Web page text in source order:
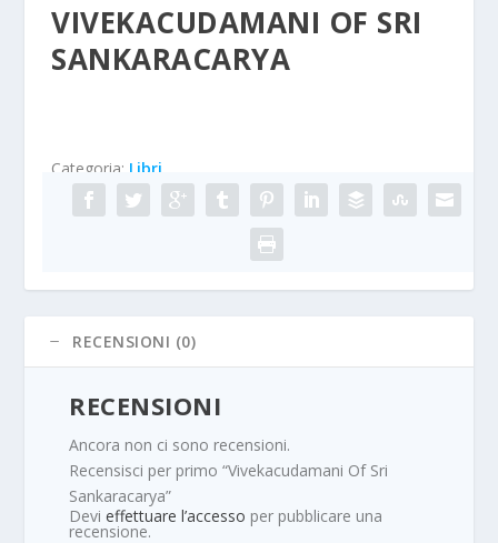
VIVEKACUDAMANI OF SRI
SANKARACARYA
Categoria: Libri
RECENSIONI (0)
RECENSIONI
Ancora non ci sono recensioni.
Recensisci per primo “Vivekacudamani Of Sri
Sankaracarya”
Devieffettuare l’accesso per pubblicare una
recensione.